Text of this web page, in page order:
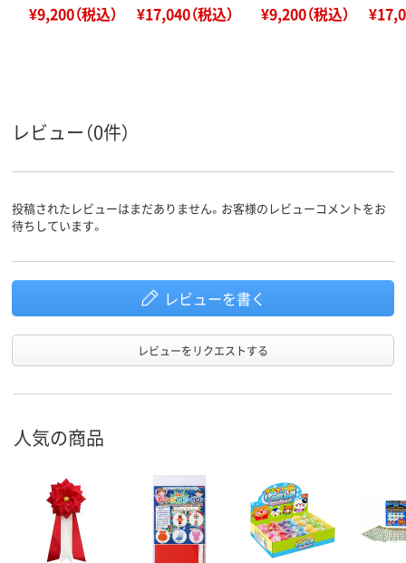
¥9,200（税込） ¥17,040（税込） ¥9,200（税込）
レビュー（0件）
投稿されたレビューはまだありません。お客様のレビューコメントをお
待ちしています。
レビューを書く
レビューをリクエストする
人気の商品